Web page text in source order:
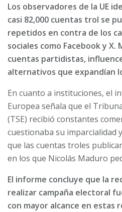
Los observadores de la UE
casi 82,000 cuentas trol se
repetidos en contra de los
sociales como Facebook y
cuentas partidistas,
alternativos que expandían
En cuanto a instituciones, el
Europea señala que el
(TSE) recibió constantes
cuestionaba su imparcialidad
que las cuentas troles
en los que Nicolás Maduro
El informe concluye que la
realizar campaña electoral
con mayor alcance en estas